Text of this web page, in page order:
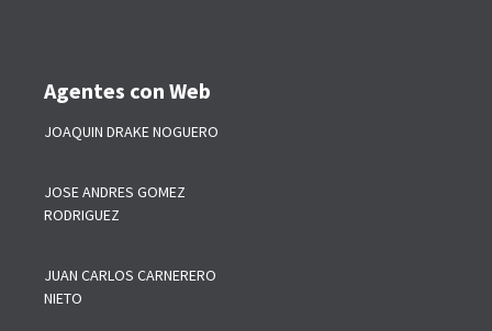
Agentes con Web
JOAQUIN DRAKE NOGUERO
JOSE ANDRES GOMEZ
RODRIGUEZ
JUAN CARLOS CARNERERO
NIETO